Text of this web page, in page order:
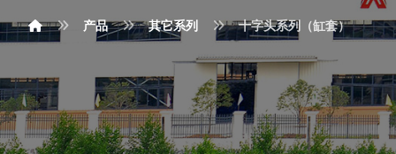
产品 其它系列 十字头系列（缸套）